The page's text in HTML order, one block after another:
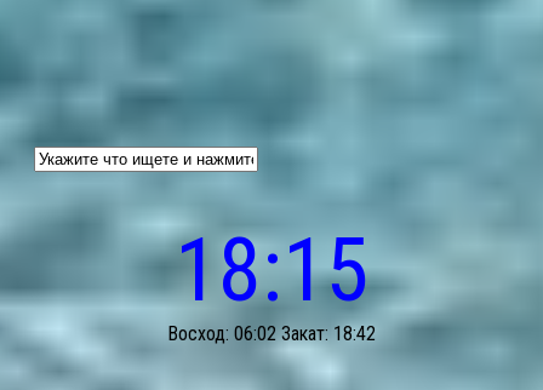
18:15
Восход: 06:02 Закат: 18:42